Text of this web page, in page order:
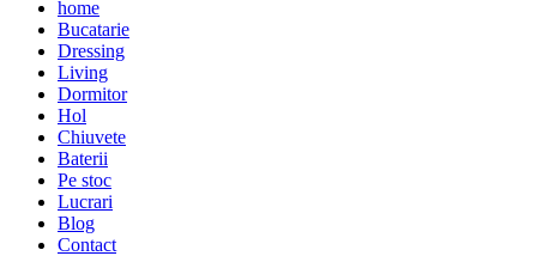
home
Bucatarie
Dressing
Living
Dormitor
Hol
Chiuvete
Baterii
Pe stoc
Lucrari
Blog
Contact